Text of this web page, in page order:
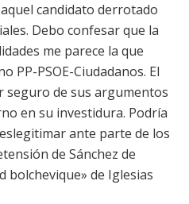
candidato derrotado
Debo confesar que la
me parece la que
PP-PSOE-Ciudadanos. El
de sus argumentos
en su investidura. Podría
ante parte de los
de Sánchez de
bolchevique» de Iglesias